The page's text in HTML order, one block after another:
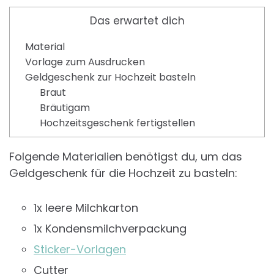
Das erwartet dich
Material
Vorlage zum Ausdrucken
Geldgeschenk zur Hochzeit basteln
Braut
Bräutigam
Hochzeitsgeschenk fertigstellen
Folgende Materialien benötigst du, um das
Geldgeschenk für die Hochzeit zu basteln:
1x leere Milchkarton
1x Kondensmilchverpackung
Sticker-Vorlagen
Cutter